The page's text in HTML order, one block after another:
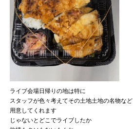
ライブ会場日帰りの地は特に
スタッフが色々考えてその土地土地の名物など
用意してくれます
じゃないとどこでライブしたか